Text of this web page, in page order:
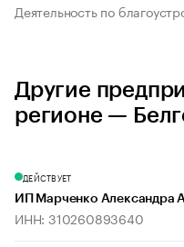
Деятельность по
Другие
регионе —
ДЕЙСТВУЕТ
ИП Марченко Александра
ИНН: 310260893640